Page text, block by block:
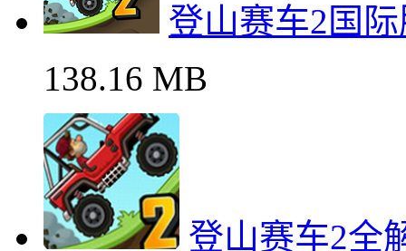
登山赛车2国
138.16 MB
登山赛车2全